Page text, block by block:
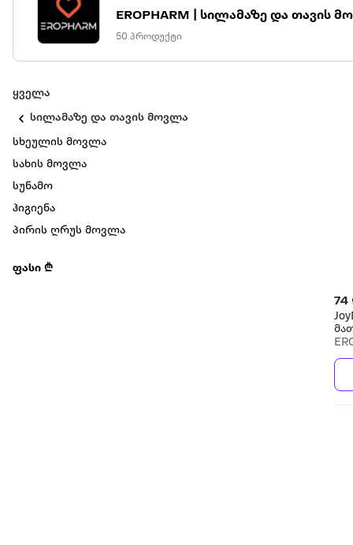
EROPHARM | სილამაზე და
50 პროდუქტი
ყველა
სილამაზე და თავის მოვლა
სხეულის მოვლა
სახის მოვლა
სუნამო
ჰიგიენა
პირის ღრუს მოვლა
ფასი ₾
74